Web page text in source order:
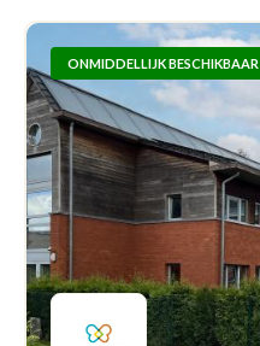
ONMIDDELLIJK BESCHIKBAAR